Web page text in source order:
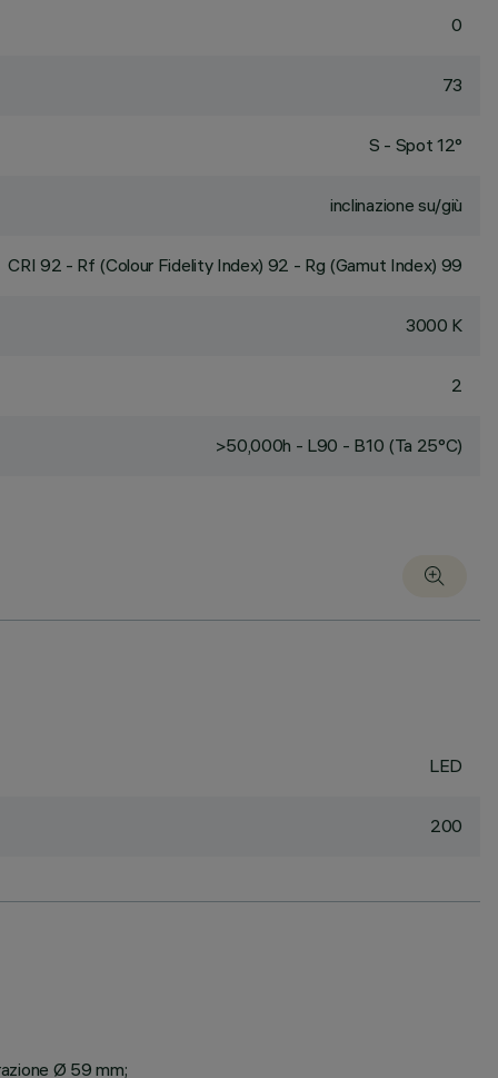
0
73
S - Spot 12°
inclinazione su/giù
CRI 92 - Rf (Colour Fidelity Index) 92 - Rg (Gamut Index) 99
3000 K
2
>50,000h - L90 - B10 (Ta 25°C)
LED
200
Ø 59 mm;